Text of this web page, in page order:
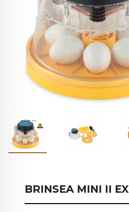
BRINSEA MINI II EX